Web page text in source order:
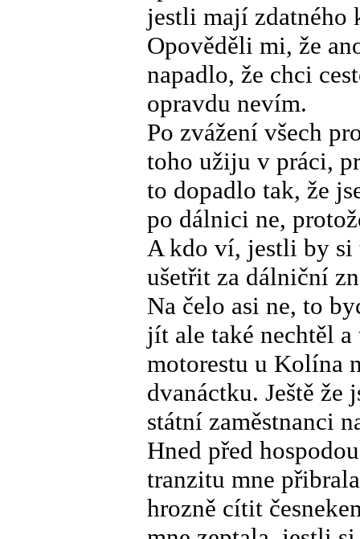
jestli mají zdatného
Opověděli mi, že
napadlo, že chci
opravdu nevím.
Po zvážení všech
toho užiju v práci,
to dopadlo tak, že
po dálnici ne,
A kdo ví, jestli by si
ušetřit za dálniční
Na čelo asi ne, to
jít ale také nechtěl
motorestu u Kolína
dvanáctku. Ještě že
státní zaměstnanci
Hned před
tranzitu mne
hrozně cítit